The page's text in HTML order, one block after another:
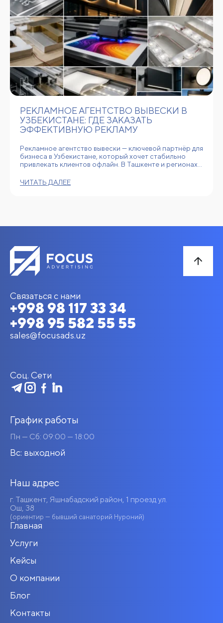
РЕКЛАМНОЕ АГЕНТСТВО ВЫВЕСКИ В
УЗБЕКИСТАНЕ: ГДЕ ЗАКАЗАТЬ
ЭФФЕКТИВНУЮ РЕКЛАМУ
Рекламное агентство вывески — ключевой партнёр для
бизнеса в Узбекистане, который хочет стабильно
привлекать клиентов офлайн. В Ташкенте и регионах…
ЧИТАТЬ ДАЛЕЕ
Связаться с нами
+998 98 117 33 34
+998 95 582 55 55
sales@focusads.uz
Соц. Сети
График работы
Пн — Сб: 09:00 — 18:00
Вс: выходной
Наш адрес
г. Ташкент, Яшнабадский район, 1 проезд ул.
Ош, 38
(ориентир — бывший санаторий Нуроний)
Главная
Услуги
Кейсы
О компании
Блог
Контакты